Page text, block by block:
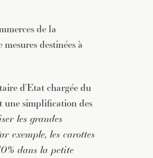
de la
destinées à
d’Etat chargée du
une simplification des
les grandes
exemple, les carottes
dans la petite